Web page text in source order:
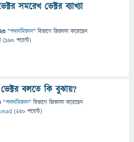
সমরেখ ভেক্টর ব্যাখ্যা
"পদার্থবিজ্ঞান" বিভাগে জিজ্ঞাসাকরেছেন
(160 পয়েন্ট)
বলতে কি বুঝায়?
"পদার্থবিজ্ঞান" বিভাগে জিজ্ঞাসাকরেছেন
(220 পয়েন্ট)